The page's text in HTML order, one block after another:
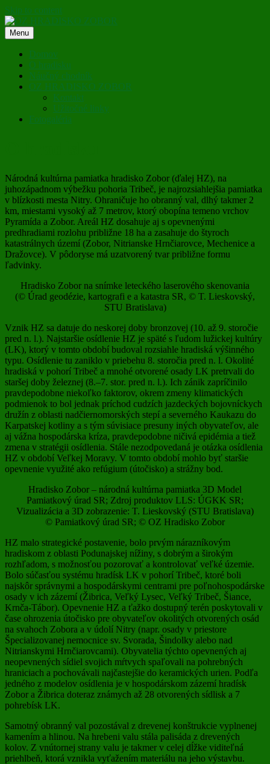
Skip to content
OZ HRADISKO ZOBOR
Menu
Domov
O hradisku
Náučný chodník
OZ HRADISKO ZOBOR
Kontakt
Užitočné linky
Fotogaléria
Národná kultúrna pamiatka hradisko Zobor (ďalej HZ), na
juhozápadnom výbežku pohoria Tribeč, je najrozsiahlejšia pamiatka
v blízkosti mesta Nitry. Ohraničuje ho obranný val, dlhý takmer 2
km, miestami vysoký až 7 metrov, ktorý obopína temeno vrchov
Pyramída a Zobor. Areál HZ dosahuje aj s opevnenými
predhradiami rozlohu približne 18 ha a zasahuje do štyroch
katastrálnych území (Zobor, Nitrianske Hrnčiarovce, Mechenice a
Dražovce). V pôdoryse má uzatvorený tvar približne formu
ľadvinky.
Hradisko Zobor na snímke leteckého laserového skenovania
(© Úrad geodézie, kartografi e a katastra SR, © T. Lieskovský,
STU Bratislava)
Vznik HZ sa datuje do neskorej doby bronzovej (10. až 9. storočie
pred n. l.). Najstaršie osídlenie HZ je späté s ľudom lužickej kultúry
(LK), ktorý v tomto období budoval rozsiahle hradiská výšinného
typu. Osídlenie tu zaniklo v priebehu 8. storočia pred n. l. Okolité
hradiská v pohorí Tribeč a mnohé otvorené osady LK pretrvali do
staršej doby železnej (8.–7. stor. pred n. l.). Ich zánik zapríčinilo
pravdepodobne niekoľko faktorov, okrem zmeny klimatických
podmienok to bol jednak príchod cudzích jazdeckých bojovníckych
družín z oblasti nadčiernomorských stepí a severného Kaukazu do
Karpatskej kotliny a s tým súvisiace presuny iných obyvateľov, ale
aj vážna hospodárska kríza, pravdepodobne ničivá epidémia a tiež
zmena v stratégii osídlenia. Stále nezodpovedaná je otázka osídlenia
HZ v období Veľkej Moravy. V tomto období mohlo byť staršie
opevnenie využité ako refúgium (útočisko) a strážny bod.
Hradisko Zobor – národná kultúrna pamiatka 3D Model
Pamiatkový úrad SR; Zdroj produktov LLS: ÚGKK SR;
Vizualizácia a 3D zobrazenie: T. Lieskovský (STU Bratislava)
© Pamiatkový úrad SR; © OZ Hradisko Zobor
HZ malo strategické postavenie, bolo prvým nárazníkovým
hradiskom z oblasti Podunajskej nížiny, s dobrým a širokým
rozhľadom, s možnosťou pozorovať a kontrolovať veľké územie.
Bolo súčasťou systému hradísk LK v pohorí Tribeč, ktoré boli
najskôr správnymi a hospodárskymi centrami pre poľnohospodárske
osady v ich zázemí (Žibrica, Veľký Lysec, Veľký Tribeč, Šiance,
Krnča-Tábor). Opevnenie HZ a ťažko dostupný terén poskytovali v
čase ohrozenia útočisko pre obyvateľov okolitých otvorených osád
na svahoch Zobora a v údolí Nitry (napr. osady v priestore
Špecializovanej nemocnice sv. Svorada, Šindolky alebo nad
Nitrianskymi Hrnčiarovcami). Obyvatelia týchto opevnených aj
neopevnených sídiel svojich mŕtvych spaľovali na pohrebných
hraniciach a pochovávali najčastejšie do keramických urien. Podľa
jedného z modelov osídlenia je v hospodárskom zázemí hradísk
Zobor a Žibrica doteraz známych až 28 otvorených sídlisk a 7
pohrebísk LK.
Samotný obranný val pozostával z drevenej konštrukcie vyplnenej
kamením a hlinou. Na hrebeni valu stála palisáda z drevených
kolov. Z vnútornej strany valu je takmer v celej dĺžke viditeľná
priehlbeň, ktorá vznikla vyťažením materiálu na jeho výstavbu.